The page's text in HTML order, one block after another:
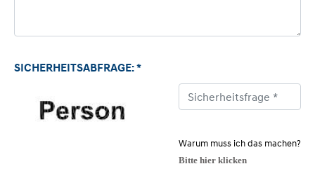
SICHERHEITSABFRAGE: *
Warum muss ich das machen?
Bitte hier klicken